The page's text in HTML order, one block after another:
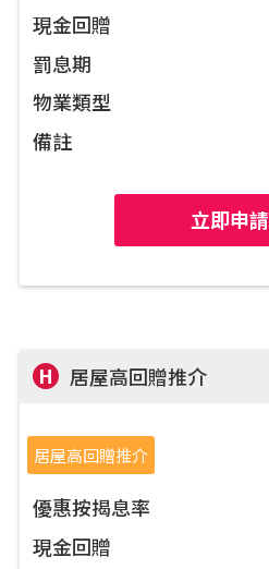
工商舖按揭計算
印花稅計算
統計數據庫
現金回贈
罰息期
物業類型
備註
立即申請
H 居屋高回贈推介
居屋高回贈推介
優惠按揭息率
現金回贈